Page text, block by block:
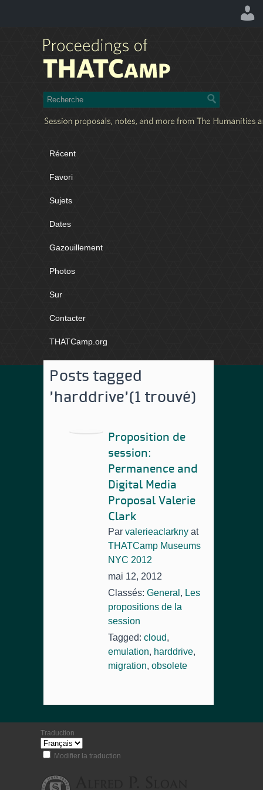
Récent
Favori
Sujets
Dates
Gazouillement
Photos
Sur
Contacter
THATCamp.org
Posts tagged
'harddrive'(1 trouvé)
Proposition de
session:
Permanence and
Digital Media
Proposal Valerie
Clark
Par valerieaclarkny at
THATCamp Museums
NYC 2012
mai 12, 2012
Classés: General , Les
propositions de la
session
Tagged: cloud,
emulation, harddrive,
migration, obsolete
Traduction
Modifier la traduction